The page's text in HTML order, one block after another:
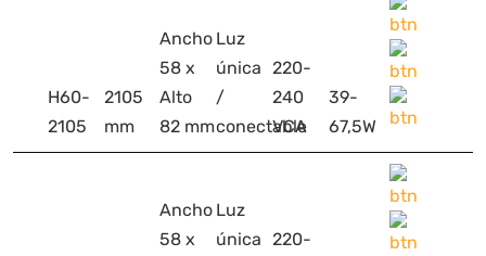
H60-
2105
2105
mm
Ancho
58 x
Alto
82 mm
Luz
única
/
conectable
220-
240
VCA
39-
67,5W
Ancho
58 x
Luz
única
220-